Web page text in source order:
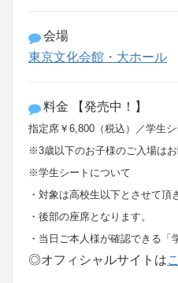
会場
東京文化会館・大ホール
料金 【発売中！】
指定席￥ 6,800 （税込）／学生
※3歳以下のお子様のご入場は
※学生シートについて
・対象は高校生以下とさせて頂
・後部の座席となります。
・当日ご本人様が確認できる「
◎オフィシャルサイトは